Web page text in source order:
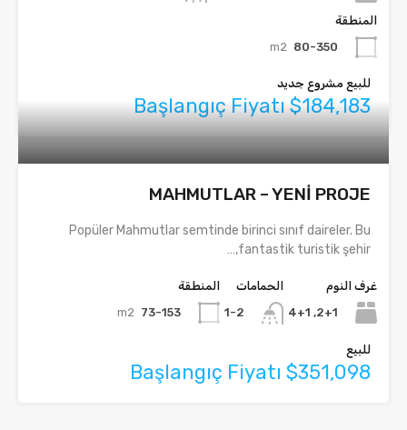
المنطقة
80-350
m2
للبيع مشروع جديد
Başlangıç Fiyatı $184,183
MAHMUTLAR – YENİ PROJE
Popüler Mahmutlar semtinde birinci sınıf daireler. Bu
fantastik turistik şehir,…
غرف النوم
2+1, 4+1
الحمامات
1-2
المنطقة
73-153
m2
للبيع
Başlangıç Fiyatı $351,098